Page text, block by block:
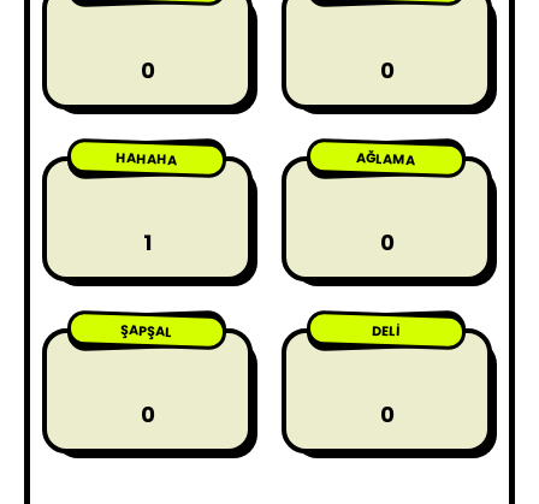
0 0
HAHAHA
1
AĞLAMA
0
ŞAPŞAL
0
DELI
0